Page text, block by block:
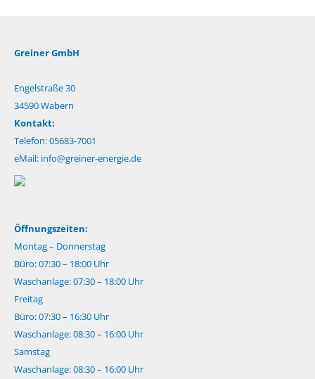
Greiner GmbH
Engelstraße 30
34590 Wabern
Kontakt:
Telefon: 05683-7001
eMail: info@greiner-energie.de
Öffnungszeiten:
Montag – Donnerstag
Büro: 07:30 – 18:00 Uhr
Waschanlage: 07:30 – 18:00 Uhr
Freitag
Büro: 07:30 – 16:30 Uhr
Waschanlage: 08:30 – 16:00 Uhr
Samstag
Waschanlage: 08:30 – 16:00 Uhr